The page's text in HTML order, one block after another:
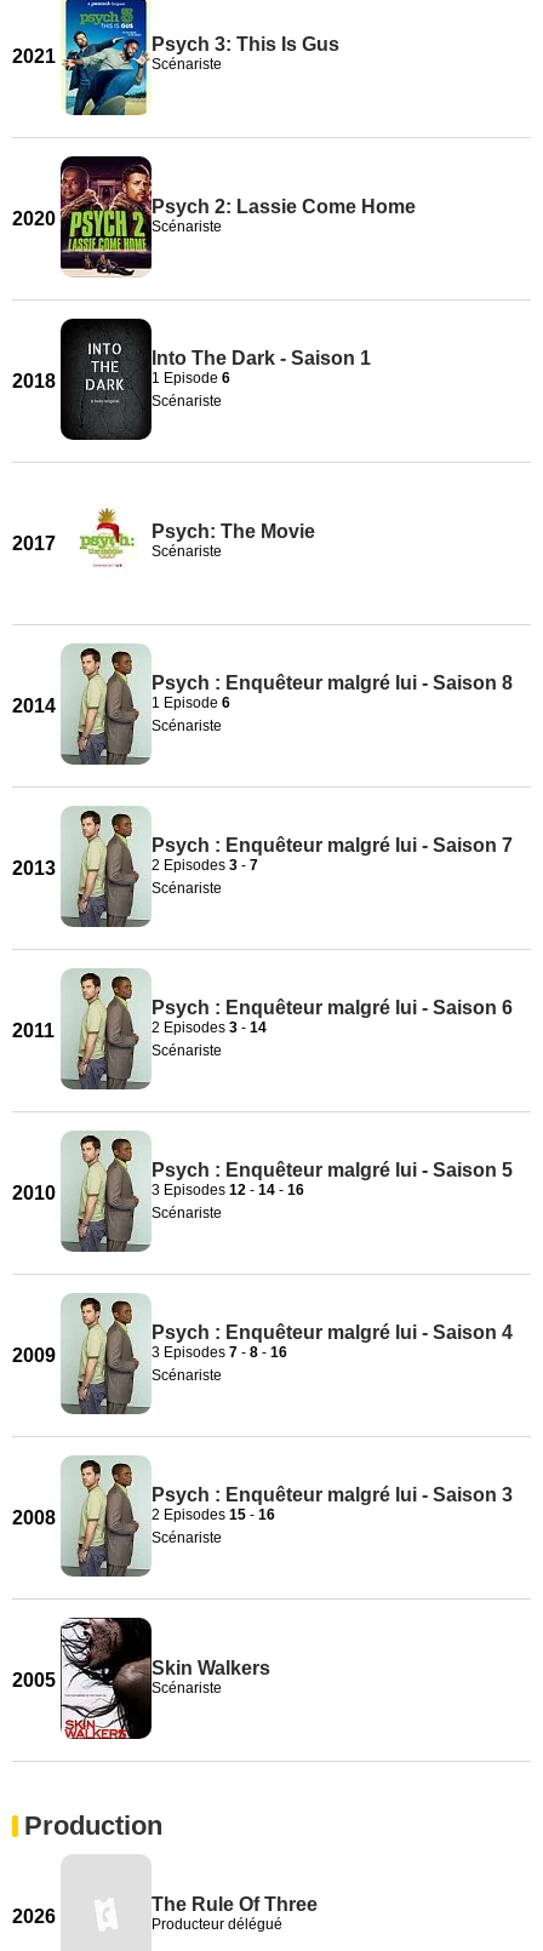
2021
Psych 3: This Is Gus
Scénariste
2020
Psych 2: Lassie Come Home
Scénariste
2018
Into The Dark - Saison 1
1 Episode 6
Scénariste
2017
Psych: The Movie
Scénariste
2014
Psych : Enquêteur malgré lui - Saison 8
1 Episode 6
Scénariste
2013
Psych : Enquêteur malgré lui - Saison 7
2 Episodes 3 - 7
Scénariste
2011
Psych : Enquêteur malgré lui - Saison 6
2 Episodes 3 - 14
Scénariste
2010
Psych : Enquêteur malgré lui - Saison 5
3 Episodes 12 - 14 - 16
Scénariste
2009
Psych : Enquêteur malgré lui - Saison 4
3 Episodes 7 - 8 - 16
Scénariste
2008
Psych : Enquêteur malgré lui - Saison 3
2 Episodes 15 - 16
Scénariste
2005
Skin Walkers
Scénariste
Production
2026
The Rule Of Three
Producteur délégué